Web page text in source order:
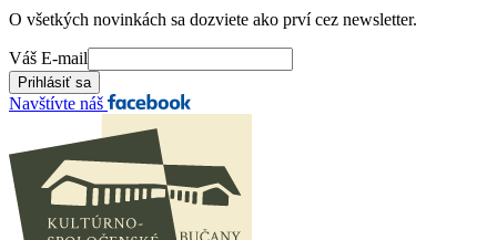
O všetkých novinkách sa dozviete ako prví cez newsletter.
Váš E-mail
Navštívte náš